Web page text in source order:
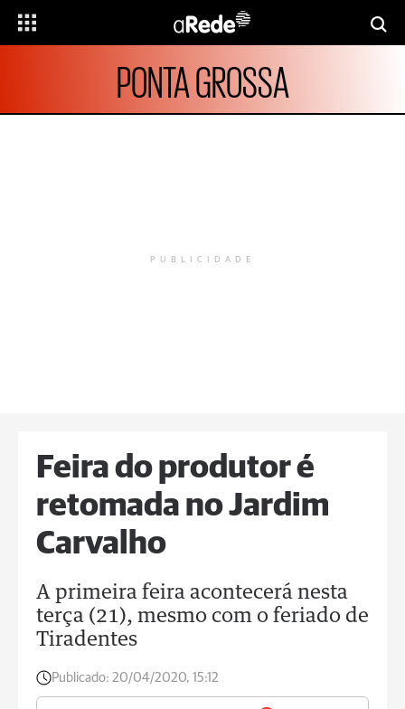
PONTA GROSSA
PUBLICIDADE
Feira do produtor é
retomada no Jardim
Carvalho
A primeira feira acontecerá nesta
terça (21), mesmo com o feriado de
Tiradentes
Publicado: 20/04/2020, 15:12